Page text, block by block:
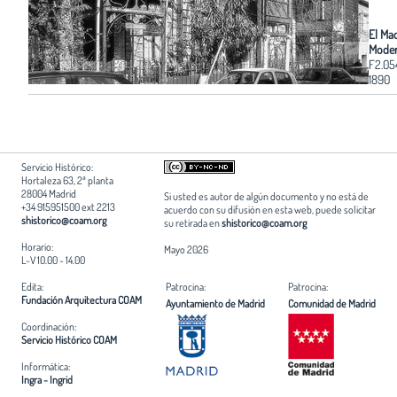
El
1890
Servicio Histórico:
Hortaleza 63, 2ª planta
28004 Madrid
+34 915951500 ext 2213
shistorico@coam.org
Horario:
L-V 10.00 - 14.00
Si usted es autor de algún documento y no está de
acuerdo con su difusión en esta web, puede solicitar
su retirada enshistorico@coam.org
Mayo 2026
Edita:
Fundación Arquitectura COAM
Coordinación:
Servicio Histórico COAM
Informática:
Ingra - Ingrid
Patrocina:
Ayuntamiento de Madrid
Patrocina:
Comunidad de Madrid